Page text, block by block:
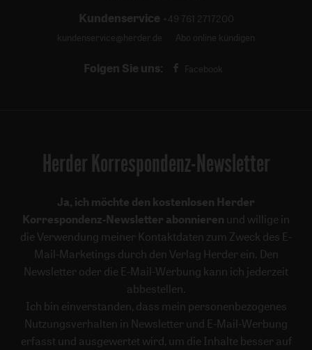
Kundenservice +49 761 2717200
kundenservice@herder.de
Abo online kündigen
Folgen Sie uns: Facebook
Herder Korrespondenz-Newsletter
Ja, ich möchte den kostenlosen Herder
Korrespondenz-Newsletter abonnieren und willige in
die Verwendung meiner Kontaktdaten zum Zweck des E-
Mail-Marketings durch den Verlag Herder ein. Den
Newsletter oder die E-Mail-Werbung kann ich jederzeit
abbestellen.
Ich bin einverstanden, dass mein personenbezogenes
Nutzungsverhalten in Newsletter und E-Mail-Werbung
erfasst und ausgewertet wird, um die Inhalte besser auf